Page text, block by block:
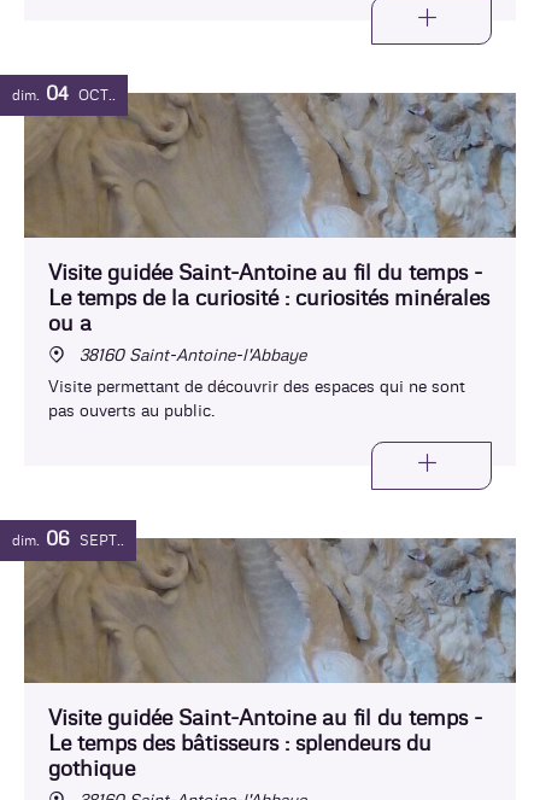
dim. 04 OCT.
Visite guidée Saint-Antoine au fil du temps -
Le temps de la curiosité : curiosités minérales
ou a
38160 Saint-Antoine-l'Abbaye
Visite permettant de découvrir des espaces qui ne sont
pas ouverts au public.
dim. 06 SEPT.
Visite guidée Saint-Antoine au fil du temps -
Le temps des bâtisseurs : splendeurs du
gothique